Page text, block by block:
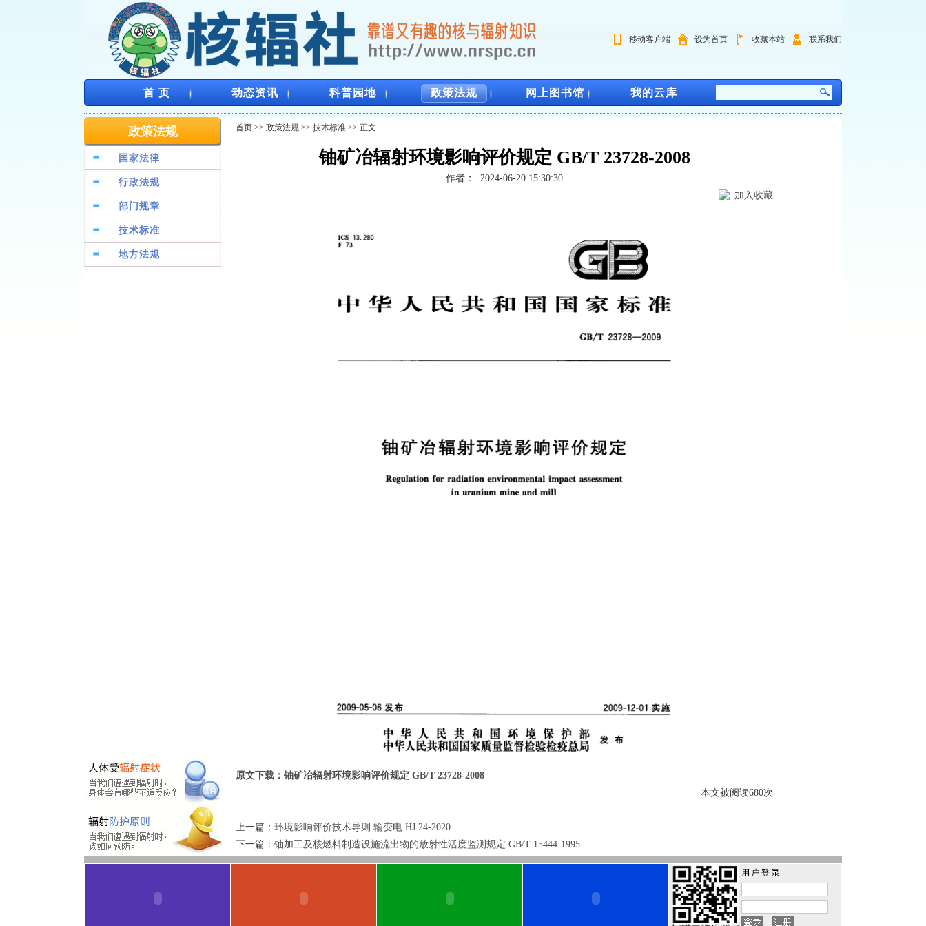
移动客户端 设为首页 收藏本站 联系我们
首 页 动态资讯 科普园地 政策法规 网上图书馆 我的云库
政策法规
国家法律
行政法规
部门规章
技术标准
地方法规
首页 >> 政策法规 >> 技术标准 >> 正文
铀矿冶辐射环境影响评价规定 GB/T 23728-2008
作者：
2024-06-20 15:30:30
加入收藏
原文下载：铀矿冶辐射环境影响评价规定 GB/T 23728-2008
本文被阅读680次
上一篇： 环境影响评价技术导则 输变电 HJ 24-2020
下一篇： 铀加工及核燃料制造设施流出物的放射性活度监测规定 GB/T 15444-1995